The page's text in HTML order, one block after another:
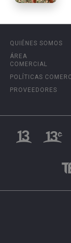
QUIÉNES SOMOS
ÁREA
COMERCIAL
POLÍTICAS
PROVEEDORES